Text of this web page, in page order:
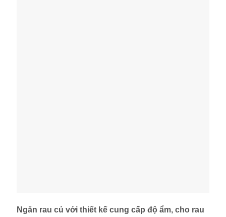
Ngăn rau củ với thiết kế cung cấp độ ẩm, cho rau